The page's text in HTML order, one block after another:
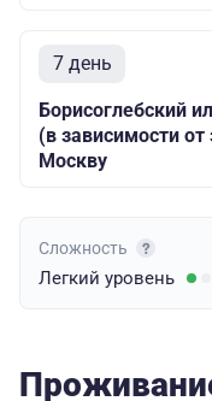
7 день
Борисоглебский
(в зависимости
Москву
Сложность
Легкий уровень